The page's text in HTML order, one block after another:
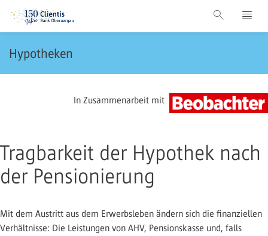
Hypotheken
In Zusammenarbeit mit
Tragbarkeit der Hypothek nach
der Pensionierung
Mit dem Austritt aus dem Erwerbsleben ändern sich die finanziellen
Verhältnisse: Die Leistungen von AHV, Pensionskasse und, falls